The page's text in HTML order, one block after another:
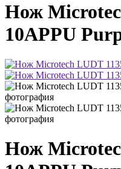
Нож
10APPU
Нож